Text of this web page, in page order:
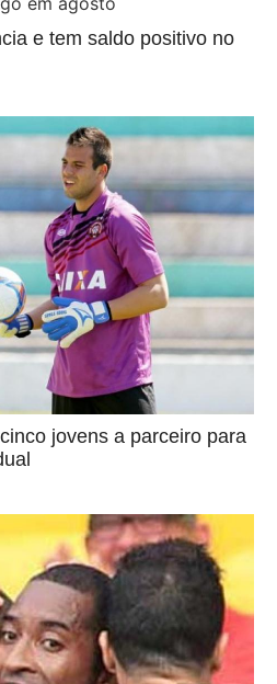
e tem saldo positivo no
jovens a parceiro para